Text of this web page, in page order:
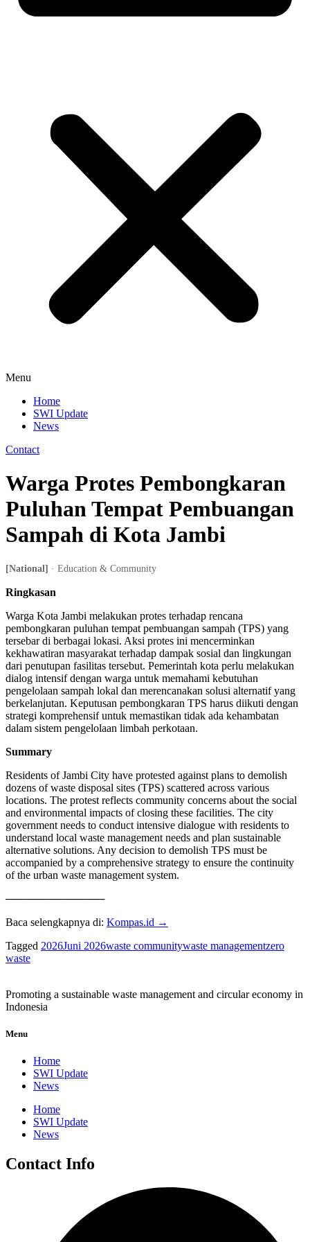
Menu
Home
SWI Update
News
Contact
Warga Protes Pembongkaran
Puluhan Tempat Pembuangan
Sampah di Kota Jambi
[National] · Education & Community
Ringkasan
Warga Kota Jambi melakukan protes terhadap rencana
pembongkaran puluhan tempat pembuangan sampah (TPS) yang
tersebar di berbagai lokasi. Aksi protes ini mencerminkan
kekhawatiran masyarakat terhadap dampak sosial dan lingkungan
dari penutupan fasilitas tersebut. Pemerintah kota perlu melakukan
dialog intensif dengan warga untuk memahami kebutuhan
pengelolaan sampah lokal dan merencanakan solusi alternatif yang
berkelanjutan. Keputusan pembongkaran TPS harus diikuti dengan
strategi komprehensif untuk memastikan tidak ada kehambatan
dalam sistem pengelolaan limbah perkotaan.
Summary
Residents of Jambi City have protested against plans to demolish
dozens of waste disposal sites (TPS) scattered across various
locations. The protest reflects community concerns about the social
and environmental impacts of closing these facilities. The city
government needs to conduct intensive dialogue with residents to
understand local waste management needs and plan sustainable
alternative solutions. Any decision to demolish TPS must be
accompanied by a comprehensive strategy to ensure the continuity
of the urban waste management system.
─────────────
Baca selengkapnya di: Kompas.id →
Tagged 2026Juni 2026waste communitywaste managementzero
waste
Promoting a sustainable waste management and circular economy in
Indonesia
Menu
Home
SWI Update
News
Home
SWI Update
News
Contact Info